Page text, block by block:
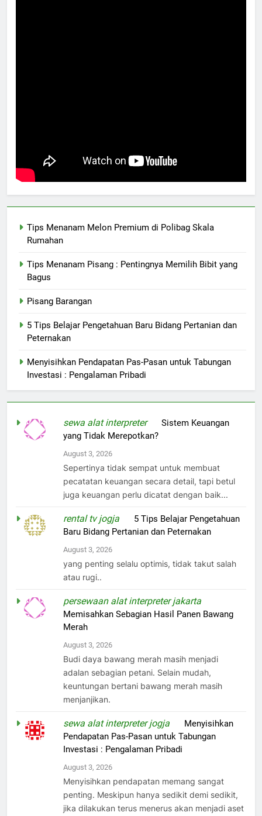
Tips Menanam Melon Premium di Polibag Skala
Rumahan
Tips Menanam Pisang : Pentingnya Memilih Bibit yang
Bagus
Pisang Barangan
5 Tips Belajar Pengetahuan Baru Bidang Pertanian dan
Peternakan
Menyisihkan Pendapatan Pas-Pasan untuk Tabungan
Investasi : Pengalaman Pribadi
sewa alat interpreteronSistem Keuangan
yang Tidak Merepotkan?
August 3, 2026
Sepertinya tidak sempat untuk membuat
pecatatan keuangan secara detail, tapi betul
juga keuangan perlu dicatat dengan baik...
rental tv jogja
5 Tips Belajar Pengetahuan
Baru Bidang Pertanian dan Peternakan
August 3, 2026
yang penting selalu optimis, tidak takut salah
atau rugi..
persewaan alat interpreter jakarta
Memisahkan Sebagian Hasil Panen Bawang
Merah
August 3, 2026
Budi daya bawang merah masih menjadi
adalan sebagian petani. Selain mudah,
keuntungan bertani bawang merah masih
menjanjikan.
sewa alat interpreter jogja
Menyisihkan
Pendapatan Pas-Pasan untuk Tabungan
Investasi : Pengalaman Pribadi
August 3, 2026
Menyisihkan pendapatan memang sangat
penting. Meskipun hanya sedikit demi sedikit,
jika dilakukan terus menerus akan menjadi aset